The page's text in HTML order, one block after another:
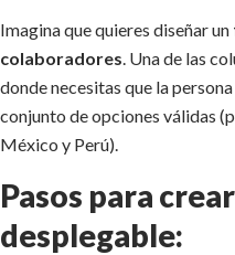
Imagina que quieres diseñar un
colaboradores. Una de las
donde necesitas que la
conjunto de opciones válidas
México y Perú).
Pasos para
desplegable: